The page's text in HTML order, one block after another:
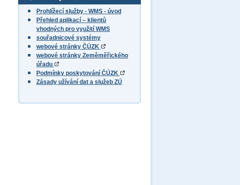
Prohlížecí služby - WMS - úvod
Přehled aplikací – klientů
vhodných pro využití WMS
souřadnicové systémy
webové stránky ČÚZK
webové stránky Zeměměřického
úřadu
Podmínky poskytování ČÚZK
Zásady užívání dat a služeb ZÚ